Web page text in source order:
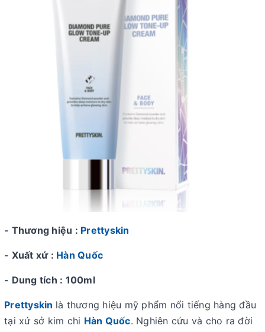
- Thương hiệu : Prettyskin
- Xuất xứ : Hàn Quốc
- Dung tích : 100ml
Prettyskin là thương hiệu mỹ phẩm nổi tiếng hàng đầu
tại xứ sở kim chi Hàn Quốc. Nghiên cứu và cho ra đời